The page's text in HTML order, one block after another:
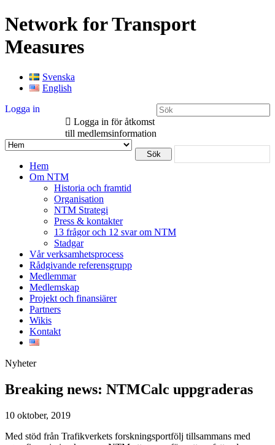
Network for Transport
Measures
Svenska
English
Logga in
Logga in för åtkomst
till medlemsinformation
Hem
Om NTM
Historia och framtid
Organisation
NTM Strategi
Press & kontakter
13 frågor och 12 svar om NTM
Stadgar
Vår verksamhetsprocess
Rådgivande referensgrupp
Medlemmar
Medlemskap
Projekt och finansiärer
Partners
Wikis
Kontakt
Nyheter
Breaking news: NTMCalc uppgraderas
10 oktober, 2019
Med stöd från Trafikverkets forskningsportfölj tillsammans med